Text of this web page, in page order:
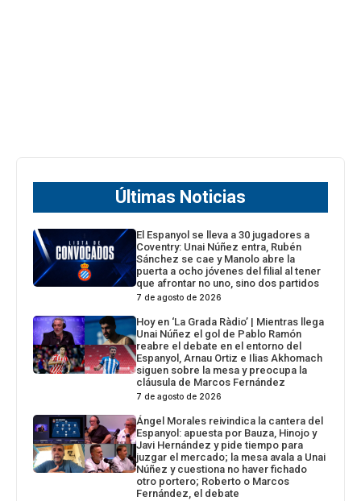
Últimas Noticias
El Espanyol se lleva a 30 jugadores a
Coventry: Unai Núñez entra, Rubén
Sánchez se cae y Manolo abre la
puerta a ocho jóvenes del filial al tener
que afrontar no uno, sino dos partidos
7 de agosto de 2026
Hoy en ‘La Grada Ràdio’ | Mientras llega
Unai Núñez el gol de Pablo Ramón
reabre el debate en el entorno del
Espanyol, Arnau Ortiz e Ilias Akhomach
siguen sobre la mesa y preocupa la
cláusula de Marcos Fernández
7 de agosto de 2026
Ángel Morales reivindica la cantera del
Espanyol: apuesta por Bauza, Hinojo y
Javi Hernández y pide tiempo para
juzgar el mercado; la mesa avala a Unai
Núñez y cuestiona no haver fichado
otro portero; Roberto o Marcos
Fernández, el debate